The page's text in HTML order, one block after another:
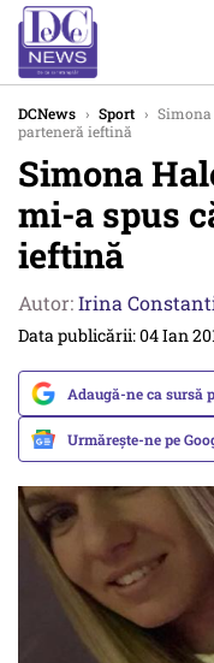
DCNews › Sport › Simona
parteneră ieftină
Simona
mi-a spus
ieftină
Autor:Irina
Data publicării: 04 Ian
Adaugă-ne ca sursă
Urmărește-ne pe